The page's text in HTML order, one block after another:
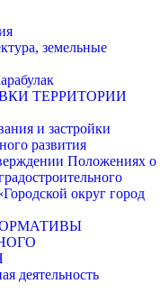
земельные
ТЕРРИТОРИИ
и застройки
развития
Положениях о
округ город
деятельность